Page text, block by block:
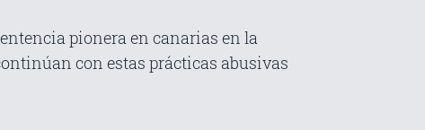
pionera en canarias en la
con estas prácticas abusivas